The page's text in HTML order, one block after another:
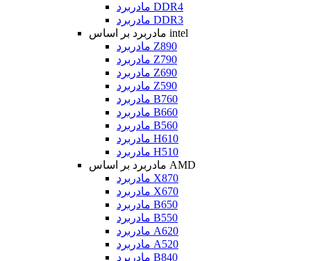
مادربرد DDR4
مادربرد DDR3
مادربرد بر اساس intel
مادربرد Z890
مادربرد Z790
مادربرد Z690
مادربرد Z590
مادربرد B760
مادربرد B660
مادربرد B560
مادربرد H610
مادربرد H510
مادربرد بر اساس AMD
مادربرد X870
مادربرد X670
مادربرد B650
مادربرد B550
مادربرد A620
مادربرد A520
مادربرد B840